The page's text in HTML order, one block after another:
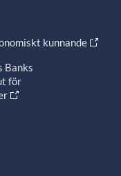
kunnande
Banks
för